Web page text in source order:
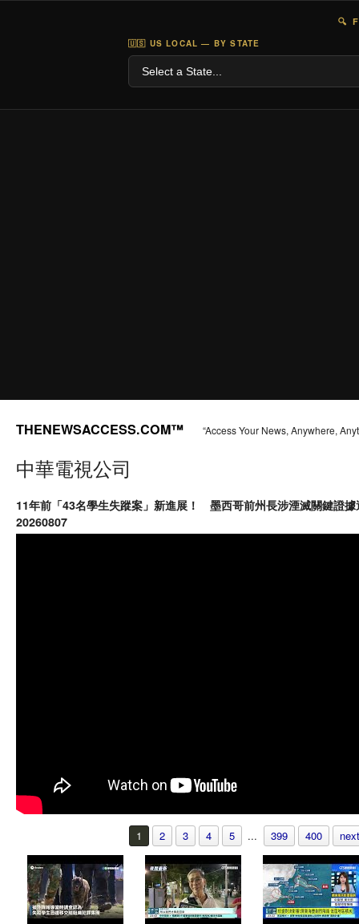
🔍
🇺🇸 US LOCAL — BY STATE
THENEWSACCESS.COM™ “Access Your News, Anywhere,
中華電視公司
11年前「43名學生失蹤案」新進展！ 墨西哥前州長涉湮滅關鍵證據
20260807
1 2 3 4 5 ... 399 400